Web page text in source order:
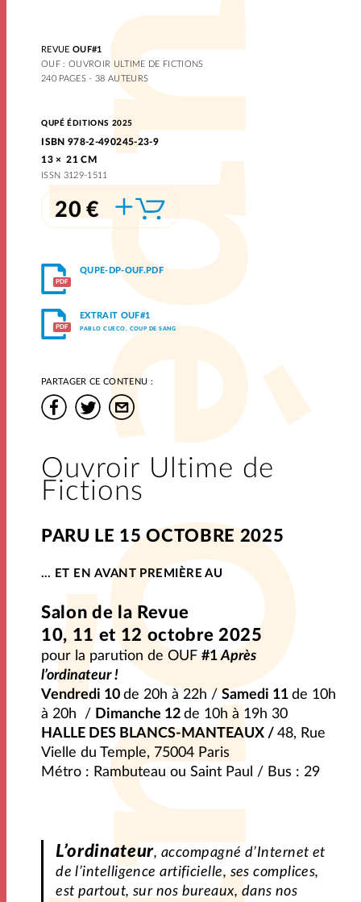
REVUEOUF#1
OUF : OUVROIR ULTIME DE FICTIONS
240 PAGES - 38 AUTEURS
QUPÉ ÉDITIONS 2025
ISBN 978-2-490245-23-9
13 × 21 CM
ISSN 3129-1511
20 €
QUPE-DP-OUF.PDF
EXTRAIT OUF#1
PABLO CUECO, COUP DE SANG
PARTAGER CE CONTENU :
FacebookTwitter
Ouvroir Ultime de
Fictions
PARU LE 15 OCTOBRE 2025
… ET EN AVANT PREMIÈRE AU
Salon de la Revue
10, 11 et 12 octobre 2025
pour la parution deOUF#1 Après
l’ordinateur!
Vendredi 10de 20h à 22h /Samedi 11de 10h
à 20h / Dimanche 12de 10h à 19h 30
HALLE DES BLANCS-MANTEAUX /48, Rue
Vielle du Temple, 75004 Paris
Métro : Rambuteau ou Saint Paul / Bus : 29
L’ordinateur, accompagné d’Internet et
de l’intelligence artificielle, ses complices,
est partout, sur nos bureaux, dans nos